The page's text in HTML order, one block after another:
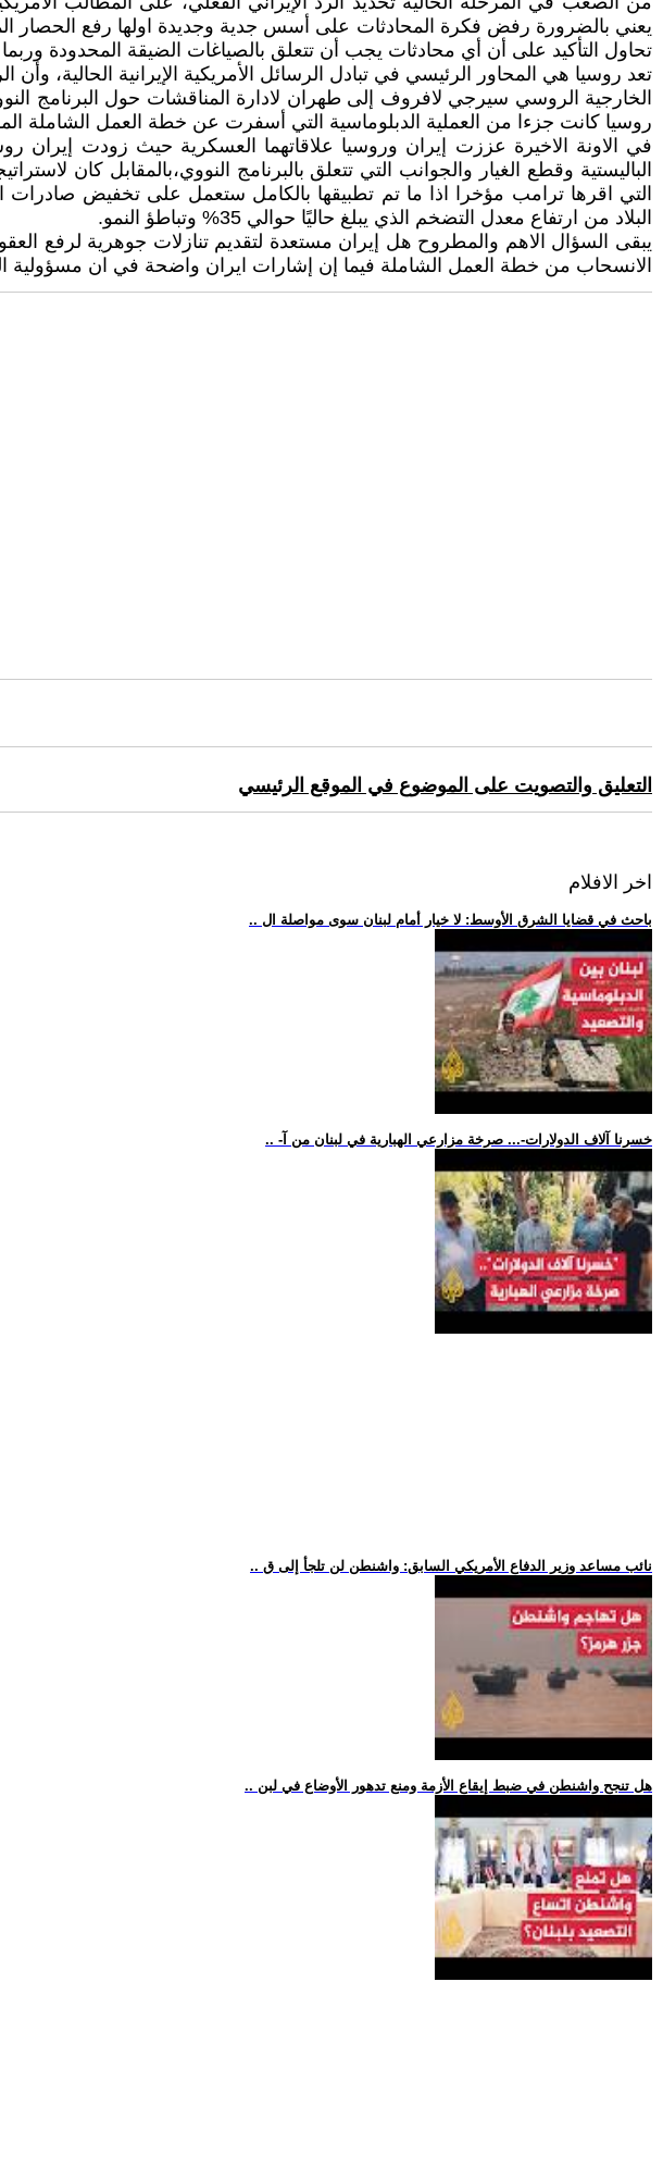
يعني بالضرورة رفض فكرة المحادثات على أسس جدية وجديدة اولها رفع الحصار
تحاول التأكيد على أن أي محادثات يجب أن تتعلق بالصياغات الضيقة المحدودة
تعد روسيا هي المحاور الرئيسي في تبادل الرسائل الأمريكية الإيرانية
الخارجية الروسي سيرجي لافروف إلى طهران لادارة المناقشات حول البرنامج
روسيا كانت جزءا من العملية الدبلوماسية التي أسفرت عن خطة العمل الشاملة المشتركة في عام 2015 الذي لم تنسحب منه على
في الاونة الاخيرة عززت إيران وروسيا علاقاتهما العسكرية حيث زودت إيران
الباليستية وقطع الغيار والجوانب التي تتعلق بالبرنامج النووي،بالمقابل كان
التي اقرها ترامب مؤخرا اذا ما تم تطبيقها بالكامل ستعمل على تخفيض
البلاد من ارتفاع معدل التضخم الذي يبلغ حاليًا حوالي 35% وتباطؤ النمو.
يبقى السؤال الاهم والمطروح هل إيران مستعدة لتقديم تنازلات جوهرية لرفع
الانسحاب من خطة العمل الشاملة فيما إن إشارات ايران واضحة في ان مسؤولية
التعليق والتصويت على الموضوع في الموقع الرئيسي
اخر الافلام
.. باحث في قضايا الشرق الأوسط: لا خيار أمام لبنان سوى مواصلة ال
.. -خسرنا آلاف الدولارات-... صرخة مزارعي الهبارية في لبنان من آ
.. نائب مساعد وزير الدفاع الأمريكي السابق: واشنطن لن تلجأ إلى ق
.. هل تنجح واشنطن في ضبط إيقاع الأزمة ومنع تدهور الأوضاع في لبن